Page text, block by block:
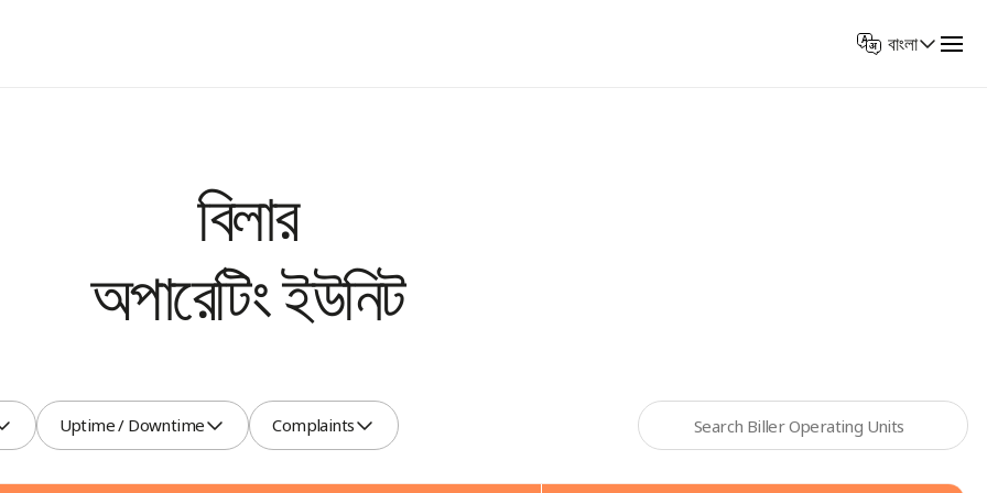
Select
Language
বাংলা
বিলার
অপারেটিংইউনিট
Uptime
/
Downtime
Uptime / Downtime
Complaints
Complaints